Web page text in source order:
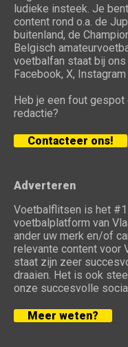
ludieke insteek. Je
content rond o.a. de
buitenland, de
Belgisch
voetbalfan staat bij
Facebook, X,
Heb je een fout
redactie?
Contacteer ons!
Adverteren
Voetbalflitsen is het
voetbalplatform van
ander uw merk en/of
relevante content voor
staat zijn zeer
draaien. Het is ook
onze succesvolle
Meer weten?